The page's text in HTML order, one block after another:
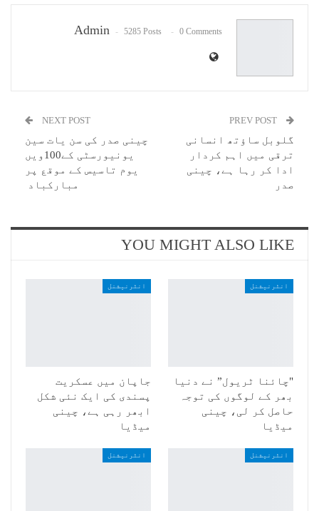
Admin 5285 Posts 0 Comments
گلوبل ساؤتھ انسانی
ترقی میں اہم کردار
ادا کر رہا ہے، چینی
صدر
NEXT POST
چینی صدر کی سن یات سین
یونیورسٹی کے100ویں
یوم تاسیس کے موقع پر
مبارکباد
YOU MIGHT ALSO LIKE
انٹرنیشنل
"چائنا ٹریول” نے دنیا
بھر کے لوگوں کی توجہ
حاصل کر لی، چینی
میڈیا
انٹرنیشنل
جاپان میں عسکریت
پسندی کی ایک نئی شکل
ابھر رہی ہے، چینی
میڈیا
انٹرنیشنل انٹرنیشنل